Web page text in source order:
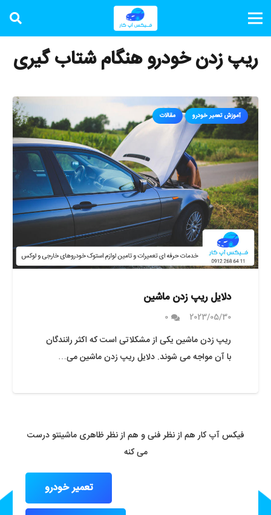
ریپ زدن خودرو هنگام شتاب گیری
آموزش تعمیر خودرو مقالات
دلایل ریپ زدن ماشین
2023/05/30
0
ریپ زدن ماشین یکی از مشکلاتی است که اکثر رانندگان
با آن مواجه می شوند. دلایل ریپ زدن ماشین می…
فیکس آپ کار هم از نظر فنی و هم از نظر ظاهری ماشینتو درست
می کنه
تعمیر خودرو